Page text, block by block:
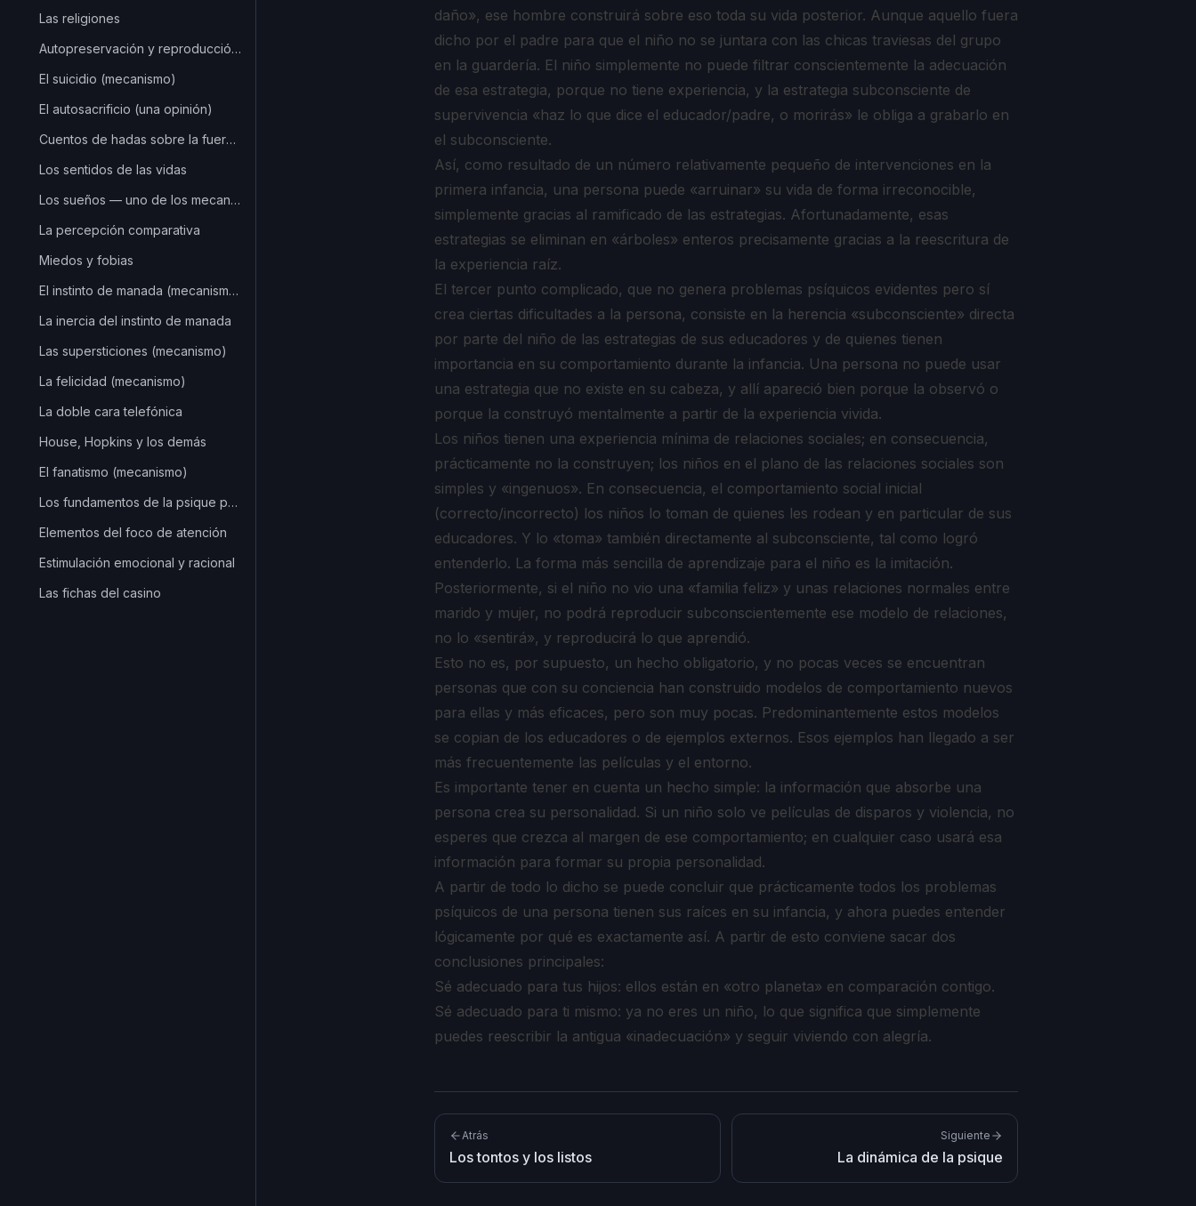
Las religiones
Autopreservación y reproducción: para los seres humanos
El suicidio (mecanismo)
El autosacrificio (una opinión)
Cuentos de hadas sobre la fuerza masculina
Los sentidos de las vidas
Los sueños — uno de los mecanismos
La percepción comparativa
Miedos y fobias
El instinto de manada (mecanismo)
La inercia del instinto de manada
Las supersticiones (mecanismo)
La felicidad (mecanismo)
La doble cara telefónica
House, Hopkins y los demás
El fanatismo (mecanismo)
Los fundamentos de la psique personal
Elementos del foco de atención
Estimulación emocional y racional
Las fichas del casino
daño», ese hombre construirá sobre eso toda su vida posterior. Aunque aquello fuera
dicho por el padre para que el niño no se juntara con las chicas traviesas del grupo
en la guardería. El niño simplemente no puede filtrar conscientemente la adecuación
de esa estrategia, porque no tiene experiencia, y la estrategia subconsciente de
supervivencia «haz lo que dice el educador/padre, o morirás» le obliga a grabarlo en
el subconsciente.
Así, como resultado de un número relativamente pequeño de intervenciones en la
primera infancia, una persona puede «arruinar» su vida de forma irreconocible,
simplemente gracias al ramificado de las estrategias. Afortunadamente, esas
estrategias se eliminan en «árboles» enteros precisamente gracias a la reescritura de
la experiencia raíz.
El tercer punto complicado, que no genera problemas psíquicos evidentes pero sí
crea ciertas dificultades a la persona, consiste en la herencia «subconsciente» directa
por parte del niño de las estrategias de sus educadores y de quienes tienen
importancia en su comportamiento durante la infancia. Una persona no puede usar
una estrategia que no existe en su cabeza, y allí apareció bien porque la observó o
porque la construyó mentalmente a partir de la experiencia vivida.
Los niños tienen una experiencia mínima de relaciones sociales; en consecuencia,
prácticamente no la construyen; los niños en el plano de las relaciones sociales son
simples y «ingenuos». En consecuencia, el comportamiento social inicial
(correcto/incorrecto) los niños lo toman de quienes les rodean y en particular de sus
educadores. Y lo «toma» también directamente al subconsciente, tal como logró
entenderlo. La forma más sencilla de aprendizaje para el niño es la imitación.
Posteriormente, si el niño no vio una «familia feliz» y unas relaciones normales entre
marido y mujer, no podrá reproducir subconscientemente ese modelo de relaciones,
no lo «sentirá», y reproducirá lo que aprendió.
Esto no es, por supuesto, un hecho obligatorio, y no pocas veces se encuentran
personas que con su conciencia han construido modelos de comportamiento nuevos
para ellas y más eficaces, pero son muy pocas. Predominantemente estos modelos
se copian de los educadores o de ejemplos externos. Esos ejemplos han llegado a ser
más frecuentemente las películas y el entorno.
Es importante tener en cuenta un hecho simple: la información que absorbe una
persona crea su personalidad. Si un niño solo ve películas de disparos y violencia, no
esperes que crezca al margen de ese comportamiento; en cualquier caso usará esa
información para formar su propia personalidad.
A partir de todo lo dicho se puede concluir que prácticamente todos los problemas
psíquicos de una persona tienen sus raíces en su infancia, y ahora puedes entender
lógicamente por qué es exactamente así. A partir de esto conviene sacar dos
conclusiones principales:
Sé adecuado para tus hijos: ellos están en «otro planeta» en comparación contigo.
Sé adecuado para ti mismo: ya no eres un niño, lo que significa que simplemente
puedes reescribir la antigua «inadecuación» y seguir viviendo con alegría.
Atrás
Los tontos y los listos
Siguiente
La dinámica de la psique